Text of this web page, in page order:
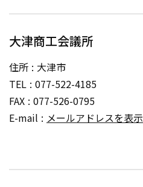
大津商工会議所
住所
大津市
TEL 077-522-4185
FAX 077-526-0795
E-mail
メールアドレスを表示